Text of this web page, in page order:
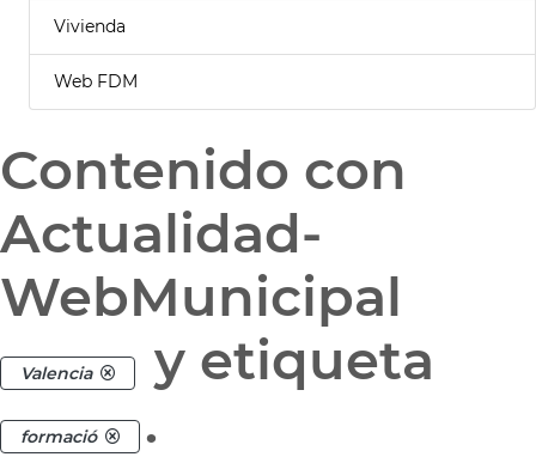
Vivienda
Web FDM
Contenido con
Actualidad-
WebMunicipal
Valencia y etiqueta
formació .